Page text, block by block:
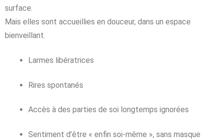
surface.
Mais elles sont accueillies en douceur, dans un espace
bienveillant.
Larmes libératrices
Rires spontanés
Accès à des parties de soi longtemps ignorées
Sentiment d’être « enfin soi-même », sans masque